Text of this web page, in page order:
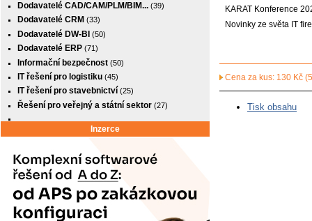
Dodavatelé CAD/CAM/PLM/BIM... (39)
Dodavatelé CRM (33)
Dodavatelé DW-BI (50)
Dodavatelé ERP (71)
Informační bezpečnost (50)
IT řešení pro logistiku (45)
IT řešení pro stavebnictví (25)
Řešení pro veřejný a státní sektor (27)
Inzerce
KARAT Konference
Novinky ze světa IT
Cena za kus: 130 Kč
Tisk obsahu